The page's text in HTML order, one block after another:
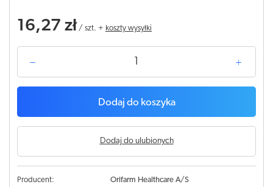
16,27 zł / szt. + koszty wysyłki
Dodaj do koszyka
Dodaj do ulubionych
Producent:
Orifarm Healthcare A/S